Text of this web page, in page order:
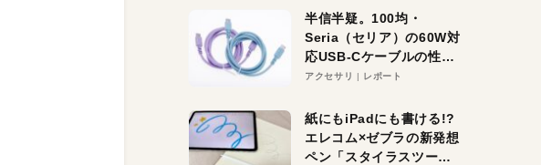
半信半疑。100均・
Seria（セリア）の60W対
応USB-Cケーブルの性能
を検証。超コスパの1本を
アクセサリ レポート
紙にもiPadにも書ける!?
エレコム×ゼブラの新発想
ペン「スタイラスツーウ